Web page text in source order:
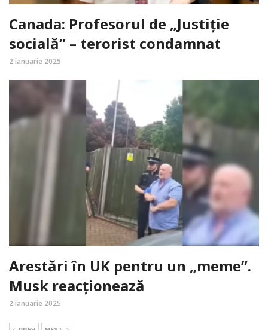
Canada: Profesorul de „Justiție
socială” – terorist condamnat
2 ianuarie 2025
Arestări în UK pentru un „meme”.
Musk reacționează
2 ianuarie 2025